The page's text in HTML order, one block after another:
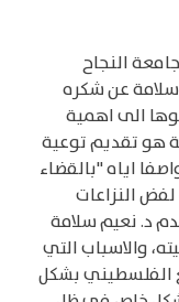
النجاح
سلامة عن شكره
الى اهمية
هو تقديم توعية
اياه "بالقضاء
النزاعات
د. نعيم سلامة
والاسباب التي
الفلسطيني بشكل